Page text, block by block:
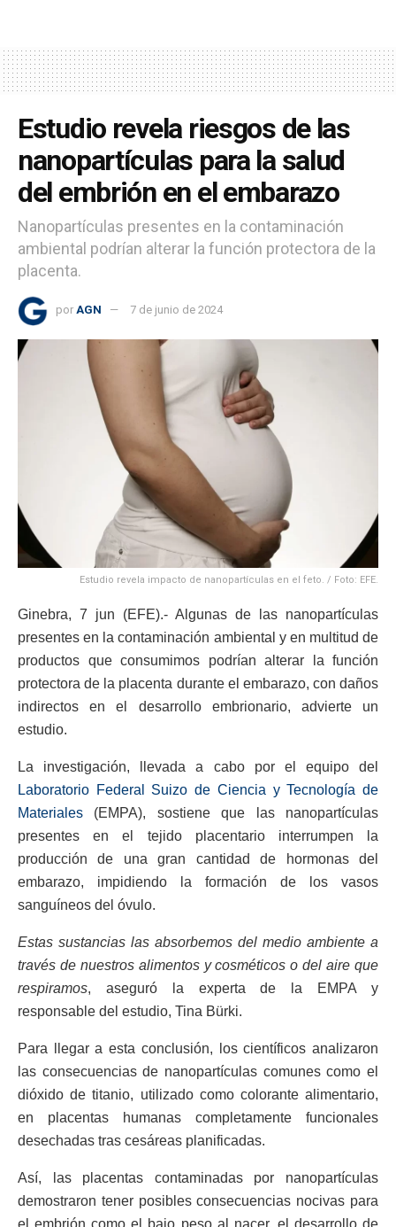
Estudio revela riesgos de las
nanopartículas para la salud
del embrión en el embarazo
Nanopartículas presentes en la contaminación
ambiental podrían alterar la función protectora de la
placenta.
por AGN 7 de junio de 2024
Estudio revela impacto de nanopartículas en el feto. / Foto: EFE.
Ginebra, 7 jun (EFE).- Algunas de las nanopartículas
presentes en la contaminación ambiental y en multitud de
productos que consumimos podrían alterar la función
protectora de la placenta durante el embarazo, con daños
indirectos en el desarrollo embrionario, advierte un
estudio.
La investigación, llevada a cabo por el equipo del
Laboratorio Federal Suizo de Ciencia y Tecnología de
Materiales (EMPA), sostiene que las nanopartículas
presentes en el tejido placentario interrumpen la
producción de una gran cantidad de hormonas del
embarazo, impidiendo la formación de los vasos
sanguíneos del óvulo.
Estas sustancias las absorbemos del medio ambiente a
través de nuestros alimentos y cosméticos o del aire que
respiramos, aseguró la experta de la EMPA y
responsable del estudio, Tina Bürki.
Para llegar a esta conclusión, los científicos analizaron
las consecuencias de nanopartículas comunes como el
dióxido de titanio, utilizado como colorante alimentario,
en placentas humanas completamente funcionales
desechadas tras cesáreas planificadas.
Así, las placentas contaminadas por nanopartículas
demostraron tener posibles consecuencias nocivas para